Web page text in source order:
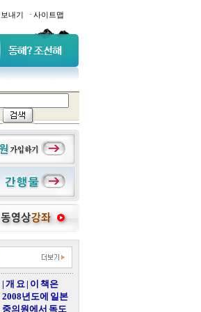
내기 · 사이트맵
| 개 요 | 이 책은
2008년도에 일본
중의원에서 독도